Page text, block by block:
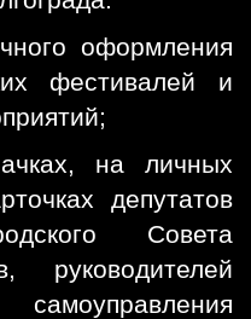
оформления
фестивалей и
на личных
депутатов
Совета
руководителей